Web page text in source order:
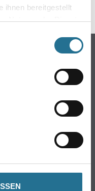
ihnen bereitgestellt
Nutzung der Dienste